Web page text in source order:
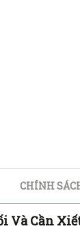
CHÍNH
Và Cần